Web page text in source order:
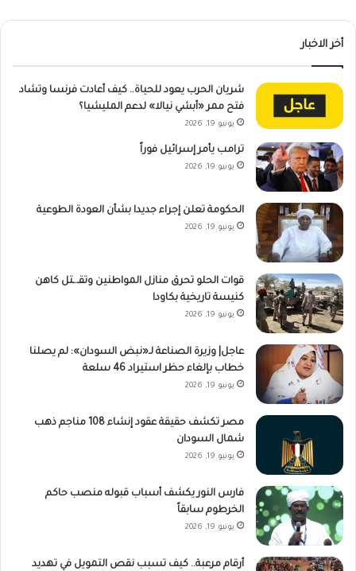
أخر الاخبار
شريان الحرب يعود للحياة.. كيف أعادت فرنسا وتشاد
فتح ممر «أبشي نيالا» لدعم المليشيا؟
يونيو 19, 2026
ترامب يأمر إسرائيل فوراً
يونيو 19, 2026
الحكومة تعلن إجراء جديدا بشأن العودة الطوعية
يونيو 19, 2026
قوات الحلو تحرق منازل المواطنين وتقـ.ـتل كاهن
كنيسة تاريخية بكاودا
يونيو 19, 2026
عاجل| وزيرة الصناعة لـ«نبض السودان»: لم يصلنا
خطاب بإلغاء حظر استيراد 46 سلعة
يونيو 19, 2026
مصر تكشف حقيقة عقود إنشاء 108 مناجم ذهب
شمال السودان
يونيو 19, 2026
فارس النور يكشف أسباب قبوله منصب حاكم
الخرطوم سابقاً
يونيو 19, 2026
أرقام مرعبة.. كيف تسبب نقص التمويل في تهديد